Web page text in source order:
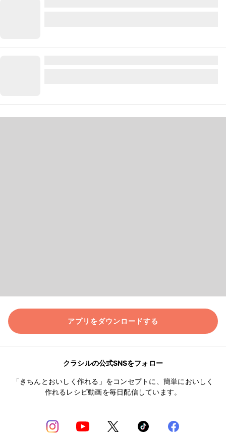
アプリをダウンロードする
クラシルの公式SNSをフォロー
「きちんとおいしく作れる」をコンセプトに、簡単においしく
作れるレシピ動画を毎日配信しています。